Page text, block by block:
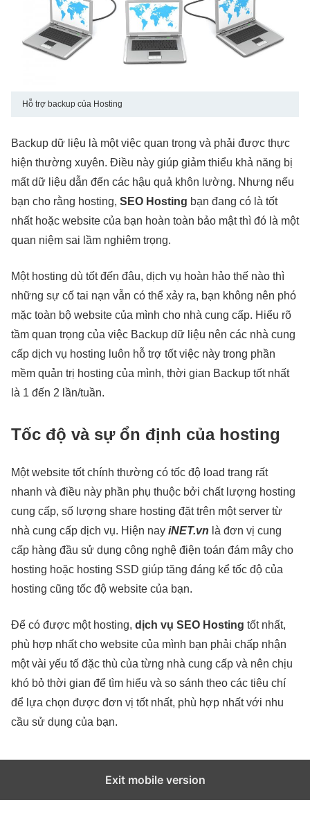
Hỗ trợ backup của Hosting
Backup dữ liệu là một việc quan trọng và phải được thực
hiện thường xuyên. Điều này giúp giảm thiểu khả năng bị
mất dữ liệu dẫn đến các hậu quả khôn lường. Nhưng nếu
bạn cho rằng hosting, SEO Hosting bạn đang có là tốt
nhất hoặc website của bạn hoàn toàn bảo mật thì đó là một
quan niệm sai lầm nghiêm trọng.
Một hosting dù tốt đến đâu, dịch vụ hoàn hảo thế nào thì
những sự cố tai nạn vẫn có thể xảy ra, bạn không nên phó
mặc toàn bộ website của mình cho nhà cung cấp. Hiểu rõ
tầm quan trọng của việc Backup dữ liệu nên các nhà cung
cấp dịch vụ hosting luôn hỗ trợ tốt việc này trong phần
mềm quản trị hosting của mình, thời gian Backup tốt nhất
là 1 đến 2 lần/tuần.
Tốc độ và sự ổn định của hosting
Một website tốt chính thường có tốc độ load trang rất
nhanh và điều này phần phụ thuộc bởi chất lượng hosting
cung cấp, số lượng share hosting đặt trên một server từ
nhà cung cấp dịch vụ. Hiện nay iNET.vn là đơn vị cung
cấp hàng đầu sử dụng công nghệ điện toán đám mây cho
hosting hoặc hosting SSD giúp tăng đáng kể tốc độ của
hosting cũng tốc độ website của bạn.
Để có được một hosting, dịch vụ SEO Hosting tốt nhất,
phù hợp nhất cho website của mình bạn phải chấp nhận
một vài yếu tố đặc thù của từng nhà cung cấp và nên chịu
khó bỏ thời gian để tìm hiểu và so sánh theo các tiêu chí
để lựa chọn được đơn vị tốt nhất, phù hợp nhất với nhu
cầu sử dụng của bạn.
Exit mobile version